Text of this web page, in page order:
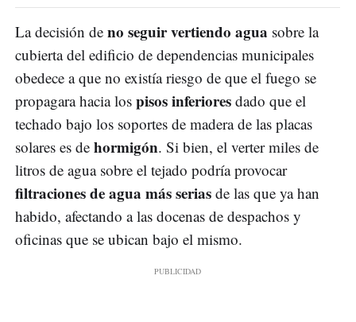
La decisión de no seguir vertiendo agua sobre la
cubierta del edificio de dependencias municipales
obedece a que no existía riesgo de que el fuego se
propagara hacia los pisos inferiores dado que el
techado bajo los soportes de madera de las placas
solares es de hormigón. Si bien, el verter miles de
litros de agua sobre el tejado podría provocar
filtraciones de agua más serias de las que ya han
habido, afectando a las docenas de despachos y
oficinas que se ubican bajo el mismo.